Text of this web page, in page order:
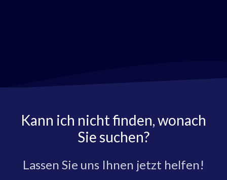
Kann ich nicht finden, wonach
Sie suchen?
Lassen Sie uns Ihnen jetzt helfen!